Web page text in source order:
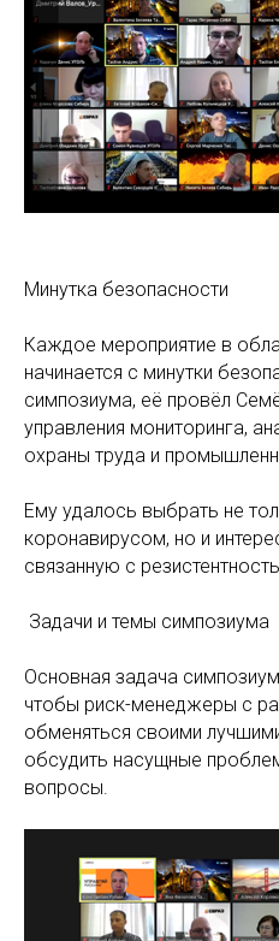
Минутка безопасности
Каждое мероприятие в
начинается с минутки
симпозиума, её провёл
управления мониторинга,
охраны труда и
Ему удалось выбрать не
коронавирусом, но и
связанную с
Задачи и темы симпозиума
Основная задача
чтобы риск-менеджеры с
обменяться своими
обсудить насущные
вопросы.